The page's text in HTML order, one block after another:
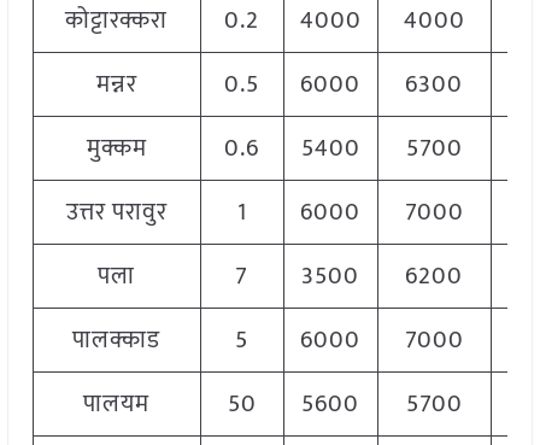
कोट्टारक्करा 0.2 4000 4000
मन्नर
0.5 6000 6300
मुक्कम
0.6 5400 5700
उत्तर परावुर
1 6000 7000
पला
7 3500 6200
पालक्काड
5 6000 7000
पालयम
50 5600 5700